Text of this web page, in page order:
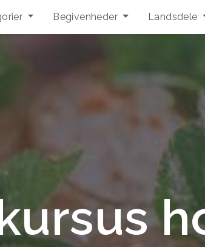
Begivenheder Landsdele